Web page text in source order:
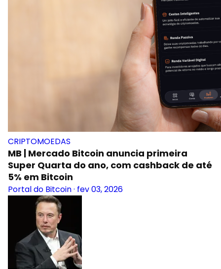
CRIPTOMOEDAS
MB | Mercado Bitcoin anuncia primeira
Super Quarta do ano, com cashback de até
5% em Bitcoin
Portal do Bitcoin· fev 03, 2026